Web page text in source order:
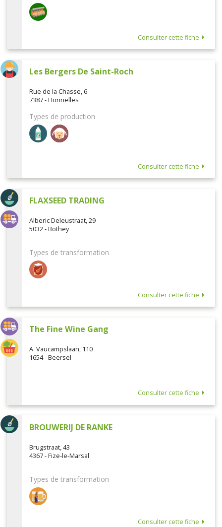
Consulter cette fiche
Les Bergers De Saint-Roch
Rue de la Chasse, 6
7387 - Honnelles
Types de production
Consulter cette fiche
FLAXSEED TRADING
Alberic Deleustraat, 29
5032 - Bothey
Types de transformation
Consulter cette fiche
The Fine Wine Gang
A. Vaucampslaan, 110
1654 - Beersel
Consulter cette fiche
BROUWERIJ DE RANKE
Brugstraat, 43
4367 - Fize-le-Marsal
Types de transformation
Consulter cette fiche